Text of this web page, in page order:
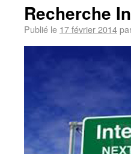
Recherche
Publié le 17 février 2014